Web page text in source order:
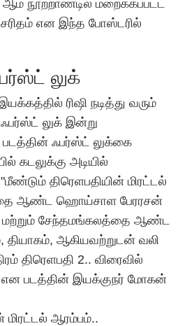
நூற்றாண்டில் மறைக்கப்பட்ட
என இந்த போஸ்டரில்
லுக்
ரிஷி நடித்து வரும்
லுக் இன்று
படத்தின் ஃபர்ஸ்ட் லுக்கை
கடலுக்கு அடியில்
மீண்டும் திரெளபதியின் மிரட்டல்
ஆண்ட ஹொய்சாள பேரரசன்
மற்றும் சேந்தமங்கலத்தை ஆண்ட
தியாகம், ஆகியவற்றுடன் வலி
திரெளபதி 2.. விரைவில்
என படத்தின் இயக்குநர் மோகன்
மிரட்டல் ஆரம்பம்..